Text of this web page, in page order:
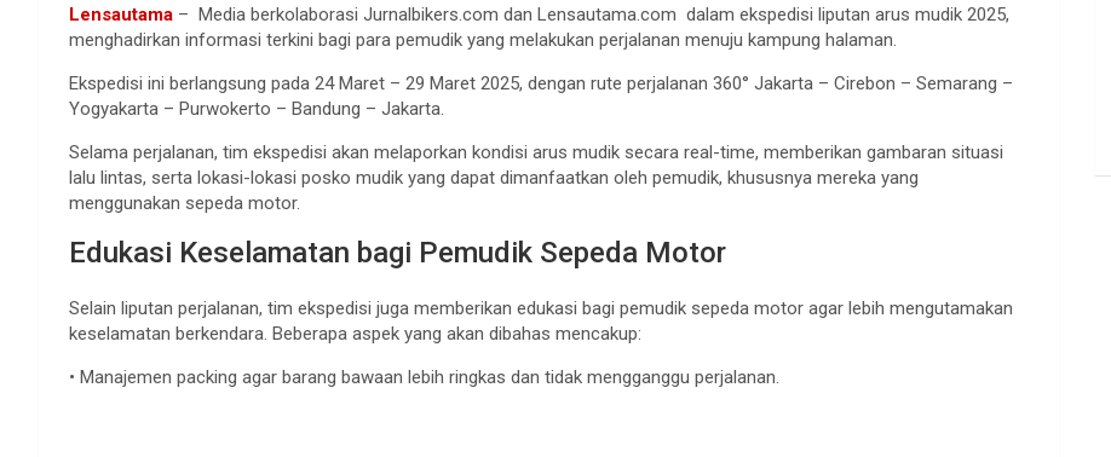
Lensautama – Media berkolaborasi Jurnalbikers.com dan Lensautama.com dalam ekspedisi liputan arus mudik 2025,
menghadirkan informasi terkini bagi para pemudik yang melakukan perjalanan menuju kampung halaman.
Ekspedisi ini berlangsung pada 24 Maret – 29 Maret 2025, dengan rute perjalanan 360° Jakarta – Cirebon – Semarang –
Yogyakarta – Purwokerto – Bandung – Jakarta.
Selama perjalanan, tim ekspedisi akan melaporkan kondisi arus mudik secara real-time, memberikan gambaran situasi
lalu lintas, serta lokasi-lokasi posko mudik yang dapat dimanfaatkan oleh pemudik, khususnya mereka yang
menggunakan sepeda motor.
Edukasi Keselamatan bagi Pemudik Sepeda Motor
Selain liputan perjalanan, tim ekspedisi juga memberikan edukasi bagi pemudik sepeda motor agar lebih mengutamakan
keselamatan berkendara. Beberapa aspek yang akan dibahas mencakup:
• Manajemen packing agar barang bawaan lebih ringkas dan tidak mengganggu perjalanan.